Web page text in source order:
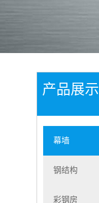
产品展示
幕墙
钢结构
彩钢房